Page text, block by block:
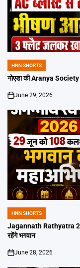
POSTED
IN
HNN SHORTS
नोएडा की Aranya
on
June 29, 2026
POSTED
IN
HNN SHORTS
Jagannath Rathyatra
रहेंगे भगवान
on
June 28, 2026